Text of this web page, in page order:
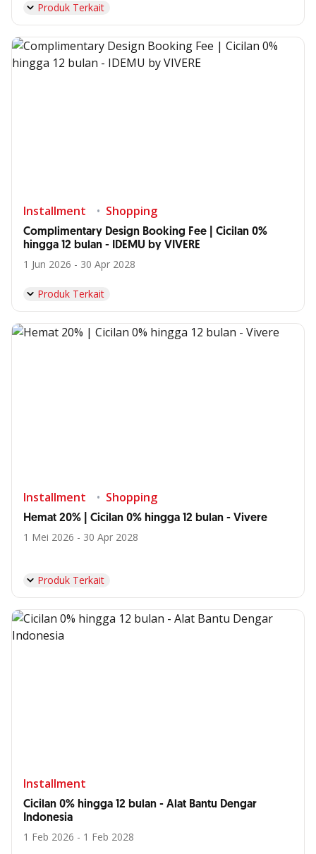
Produk Terkait
Installment Shopping
Complimentary Design Booking Fee | Cicilan 0%
hingga 12 bulan - IDEMU by VIVERE
1 Jun 2026 - 30 Apr 2028
Produk Terkait
Installment Shopping
Hemat 20% | Cicilan 0% hingga 12 bulan - Vivere
1 Mei 2026 - 30 Apr 2028
Produk Terkait
Installment
Cicilan 0% hingga 12 bulan - Alat Bantu Dengar
Indonesia
1 Feb 2026 - 1 Feb 2028